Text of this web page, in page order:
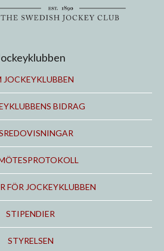
JOCKEYKLUBBEN
BIDRAG
FÖR JOCKEYKLUBBEN
STIPENDIER
STYRELSEN